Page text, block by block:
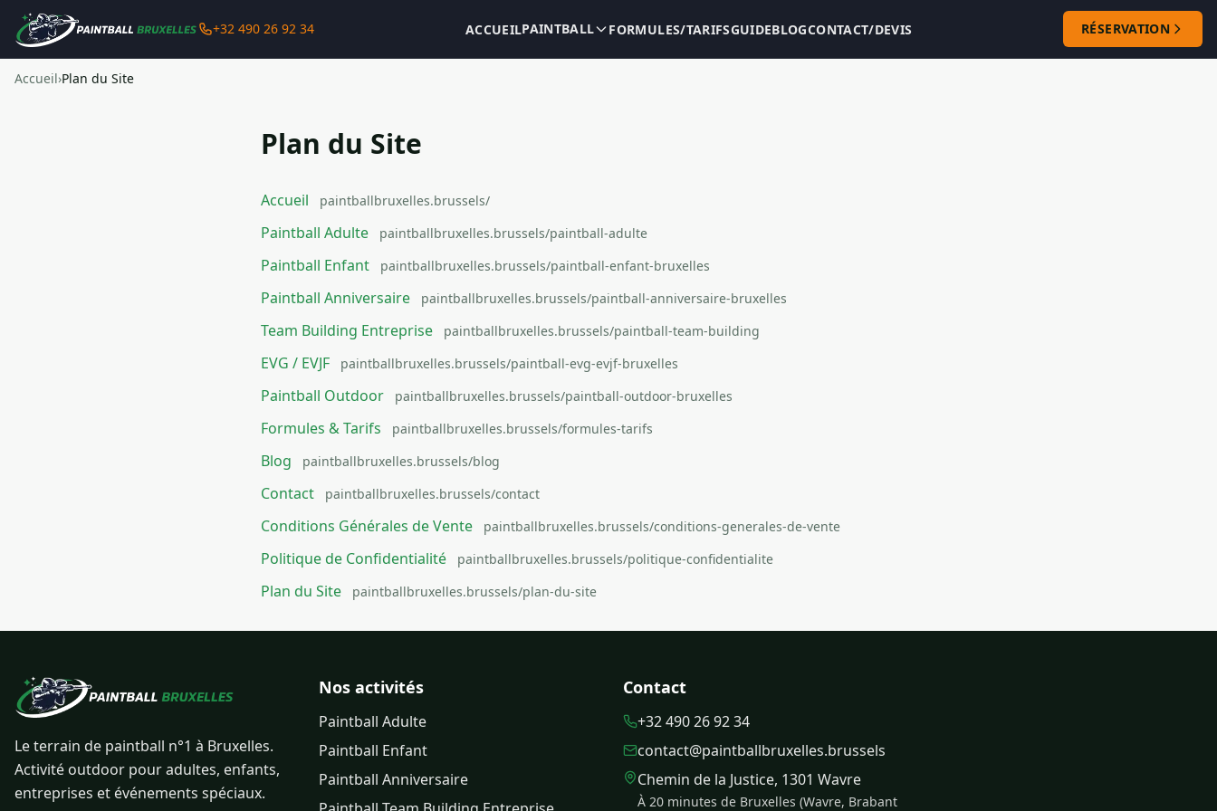
+32 490 26 92 34 ACCUEILPAINTBALL FORMULES/TARIFSGUIDEBLOGCONTACT/DEVIS RÉSERVATION
Accueil›Plan du Site
Plan du Site
Accueil paintballbruxelles.brussels/
Paintball Adulte paintballbruxelles.brussels/paintball-adulte
Paintball Enfant paintballbruxelles.brussels/paintball-enfant-bruxelles
Paintball Anniversaire paintballbruxelles.brussels/paintball-anniversaire-bruxelles
Team Building Entreprise paintballbruxelles.brussels/paintball-team-building
EVG / EVJF paintballbruxelles.brussels/paintball-evg-evjf-bruxelles
Paintball Outdoor paintballbruxelles.brussels/paintball-outdoor-bruxelles
Formules & Tarifs paintballbruxelles.brussels/formules-tarifs
Blog paintballbruxelles.brussels/blog
Contact paintballbruxelles.brussels/contact
Conditions Générales de Vente paintballbruxelles.brussels/conditions-generales-de-vente
Politique de Confidentialité paintballbruxelles.brussels/politique-confidentialite
Plan du Site paintballbruxelles.brussels/plan-du-site
Le terrain de paintball n°1 à Bruxelles.
Activité outdoor pour adultes, enfants,
entreprises et événements spéciaux.
Nos activités
Paintball Adulte
Paintball Enfant
Paintball Anniversaire
Contact
+32 490 26 92 34
contact@paintballbruxelles.brussels
Chemin de la Justice, 1301 Wavre
À 20 minutes de Bruxelles (Wavre, Brabant